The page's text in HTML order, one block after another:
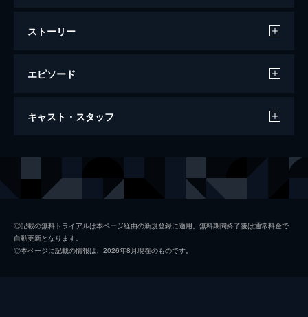
ストーリー
エピソード
殺人！
キャスト・スタッフ
ノラ・ベアリング
◎記載の無料トライアルは本ページ経由の新規登録に適用。無料期間終了後は通常料金で
自動更新となります。
◎本ページに記載の情報は、2026年8月現在のものです。